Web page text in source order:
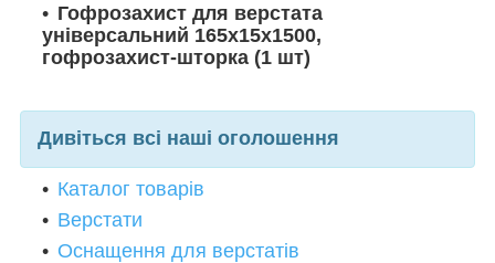
Гофрозахист для верстата
універсальний 165х15х1500,
гофрозахист-шторка (1 шт)
Дивіться всі наші оголошення
Каталог товарів
Верстати
Оснащення для верстатів